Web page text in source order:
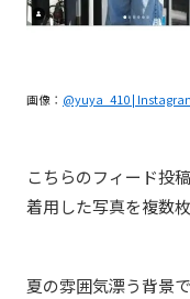
画像： @yuya_410 |
こちらのフィード投
着用した写真を複数
夏の雰囲気漂う背景